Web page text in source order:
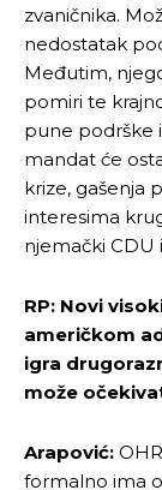
Ovim putem
odlučili da
Objavi.ba
Ovim putem
odlučili da
Objavi.ba
zvaničnika.
nedostatak
Međutim,
pomiri te
pune podrške
mandat će
krize, gašenja
interesima
njemački CDU
RP: Novi
američkom
igra
može
Arapović:
formalno ima